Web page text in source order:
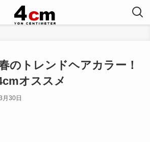
のトレンドヘアカラー！
オススメ
月30日